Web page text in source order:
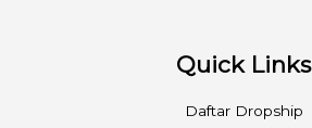
Quick Links
Daftar Dropship